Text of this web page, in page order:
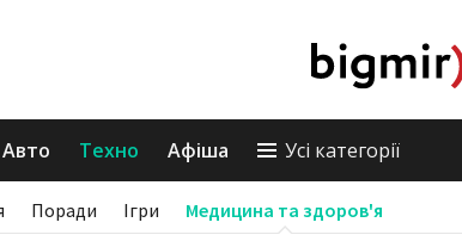
Авто Техно Афіша Усі категорії
Поради Ігри Медицина та здоров'я